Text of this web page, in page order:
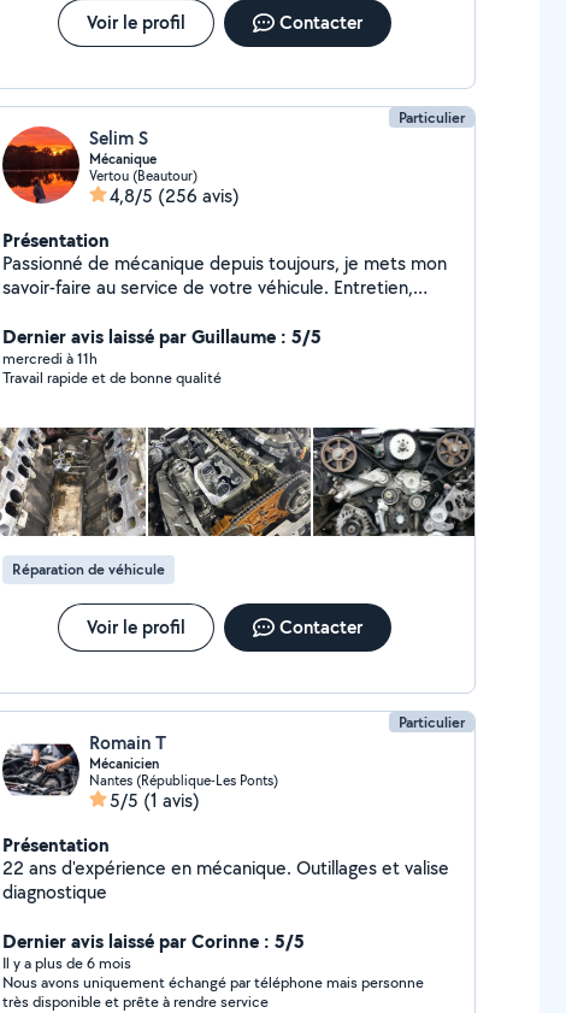
Voir le profil Contacter
Particulier
Selim S
Mécanique
Vertou (Beautour)
4,8/5 (256 avis)
Présentation
Passionné de mécanique depuis toujours, je mets mon
savoir-faire au service de votre véhicule. Entretien,
compte pour garantir votre sécurité et votre confort
sur la route. Ici, la qualité, la transparence et la rapidité
sont nos priorités. Que ce soit pour une vidange, un
embrayage ou une panne plus complexe, vous pouvez
compter sur un service professionnel et personnalisé.
Dernier avis laissé par Guillaume : 5/5
mercredi à 11h
Travail rapide et de bonne qualité
Réparation de véhicule
Voir le profil Contacter
Particulier
Romain T
Mécanicien
Nantes (République-Les Ponts)
5/5 (1 avis)
Présentation
22 ans d'expérience en mécanique. Outillages et valise
diagnostique
Dernier avis laissé par Corinne : 5/5
Il y a plus de 6 mois
Nous avons uniquement échangé par téléphone mais personne
très disponible et prête à rendre service